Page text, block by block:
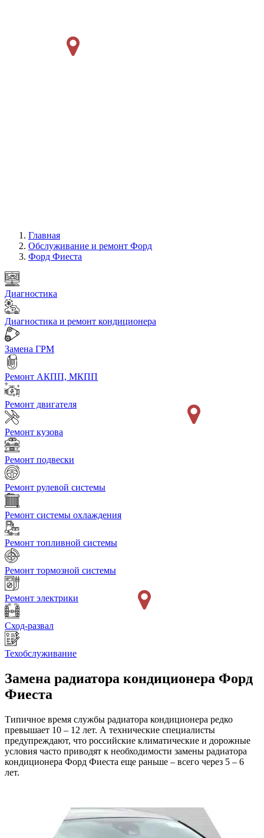
Главная
Обслуживание и ремонт Форд
Форд Фиеста
Диагностика
Диагностика и ремонт кондиционера
Замена ГРМ
Ремонт АКПП, МКПП
Ремонт двигателя
Ремонт кузова
Ремонт подвески
Ремонт рулевой системы
Ремонт системы охлаждения
Ремонт топливной системы
Ремонт тормозной системы
Ремонт электрики
Сход-развал
Техобслуживание
Замена радиатора кондиционера Форд
Фиеста
Типичное время службы радиатора кондиционера редко
превышает 10 – 12 лет. А технические специалисты
предупреждают, что российские климатические и дорожные
условия часто приводят к необходимости замены радиатора
кондиционера Форд Фиеста еще раньше – всего через 5 – 6
лет.